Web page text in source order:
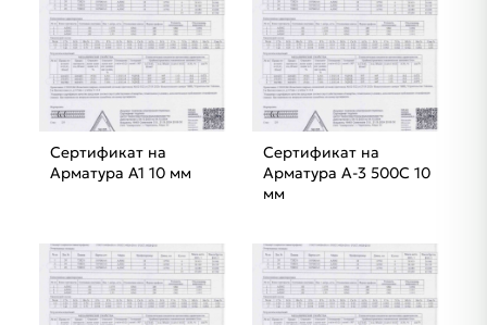
Сертификат на
Арматура А1 10 мм
Сертификат на
Арматура A-3 500C 10
мм